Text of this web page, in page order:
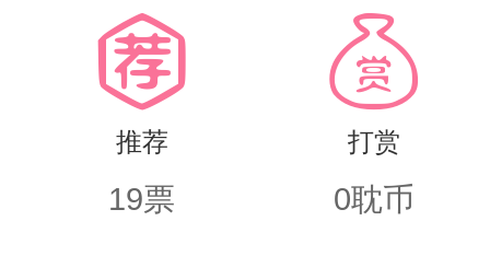
推荐
19票
打赏
0耽币